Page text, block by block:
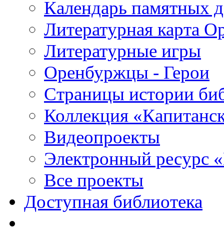
Календарь памятных
Литературная карта
Литературные игры
Оренбуржцы - Герои
Страницы истории
Коллекция
Видеопроекты
Электронный ресурс
Все проекты
Доступная библиотека